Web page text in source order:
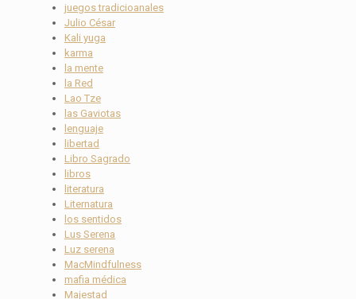
juegos tradicioanales
Julio César
Kali yuga
karma
la mente
la Red
Lao Tze
las Gaviotas
lenguaje
libertad
Libro Sagrado
libros
literatura
Liternatura
los sentidos
Lus Serena
Luz serena
MacMindfulness
mafia médica
Majestad